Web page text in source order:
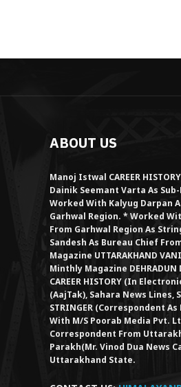
ABOUT US
Manoj Istwal CAREER
Dainik Seemant Varta As
Worked With Kalyug Darpan
Garhwal Region. * Worked
From Garhwal Region As
Sandesh As Bureau Chief
Magazine UTTARAKHAND
Minthly Magazine DEHRADUN
CAREER HISTORY (in
(AajTak), Sahara News Lines,
STRINGER (Correspondent
With M/S Poorab Media Pvt.
Correspondent From
Parakh(Mr. Vinod Dua News
Uttarakhand State.